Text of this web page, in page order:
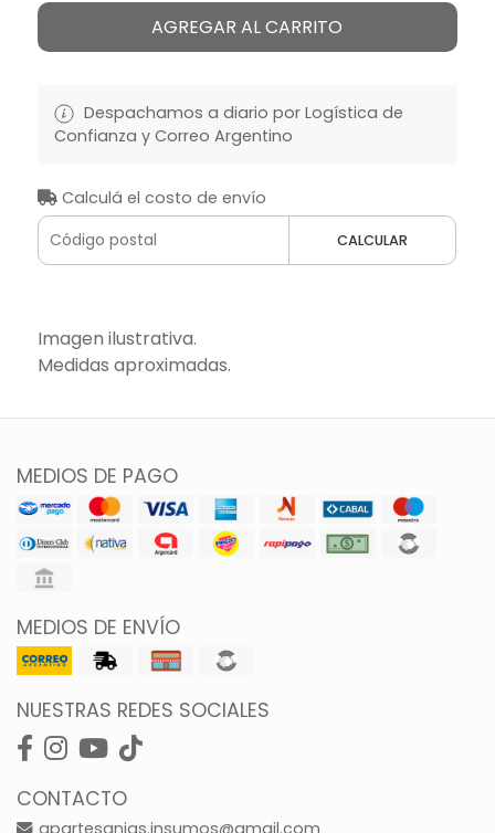
AGREGAR AL CARRITO
Despachamos a diario por Logística de
Confianza y Correo Argentino
Calculá el costo de envío
CALCULAR
Imagen ilustrativa.
Medidas aproximadas.
MEDIOS DE PAGO
MEDIOS DE ENVÍO
NUESTRAS REDES SOCIALES
CONTACTO
gpartesanias.insumos@gmail.com